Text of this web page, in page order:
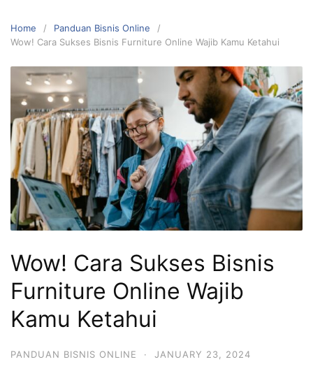
Home
Panduan Bisnis Online
Wow! Cara Sukses Bisnis Furniture Online Wajib Kamu Ketahui
Wow! Cara Sukses Bisnis
Furniture Online Wajib
Kamu Ketahui
PANDUAN BISNIS ONLINE · JANUARY 23, 2024